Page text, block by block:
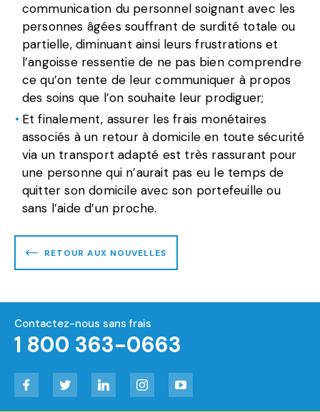
communication du personnel soignant avec les
personnes âgées souffrant de surdité totale ou
partielle, diminuant ainsi leurs frustrations et
l’angoisse ressentie de ne pas bien comprendre
ce qu’on tente de leur communiquer à propos
des soins que l’on souhaite leur prodiguer;
Et finalement, assurer les frais monétaires
associés à un retour à domicile en toute sécurité
via un transport adapté est très rassurant pour
une personne qui n’aurait pas eu le temps de
quitter son domicile avec son portefeuille ou
sans l’aide d’un proche.
RETOUR AUX NOUVELLES
Contactez-nous sans frais
1 800 363-0663
Facebook Twitter LinkedIn Instagram YouTube